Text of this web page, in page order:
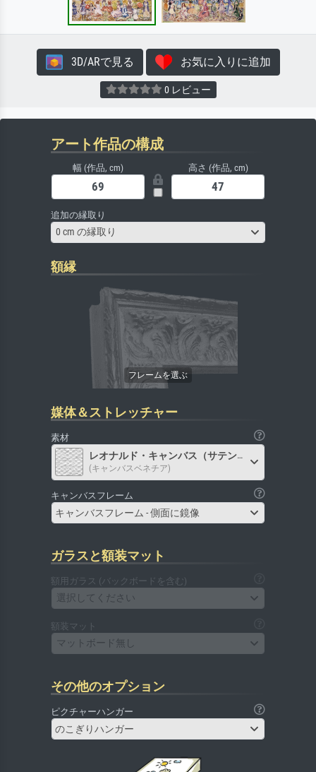
3D/ARで見る お気に入りに追加
0 レビュー
アート作品の構成
幅 (作品, cm) 高さ (作品, cm)
追加の縁取り
0 cm の縁取り
額縁
媒体＆ストレッチャー
素材
レオナルド・キャンバス（サテン）
(キャンバスベネチア)
キャンバスフレーム
キャンバスフレーム - 側面に鏡像
ガラスと額装マット
額用ガラス (バックボードを含む)
選択してください
額装マット
マットボード無し
その他のオプション
ピクチャーハンガー
のこぎりハンガー